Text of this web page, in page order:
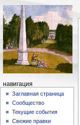
навигация
Заглавная страница
Сообщество
Текущие события
Свежие правки